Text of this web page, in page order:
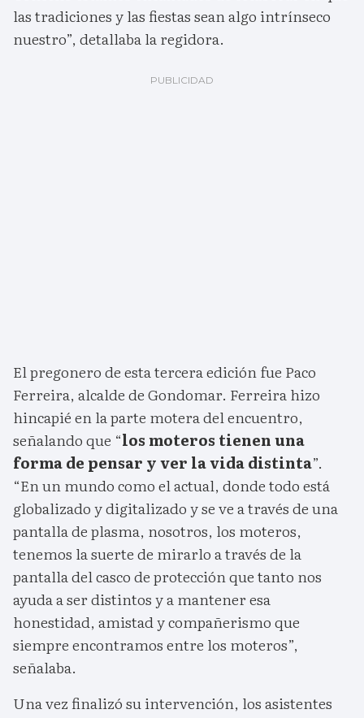
las tradiciones y las fiestas sean algo intrínseco
nuestro”, detallaba la regidora.
El pregonero de esta tercera edición fue Paco
Ferreira, alcalde de Gondomar. Ferreira hizo
hincapié en la parte motera del encuentro,
señalando que “los moteros tienen una
forma de pensar y ver la vida distinta”.
“En un mundo como el actual, donde todo está
globalizado y digitalizado y se ve a través de una
pantalla de plasma, nosotros, los moteros,
tenemos la suerte de mirarlo a través de la
pantalla del casco de protección que tanto nos
ayuda a ser distintos y a mantener esa
honestidad, amistad y compañerismo que
siempre encontramos entre los moteros”,
señalaba.
Una vez finalizó su intervención, los asistentes